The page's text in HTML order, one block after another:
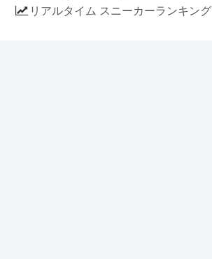
リアルタイム スニーカーランキング